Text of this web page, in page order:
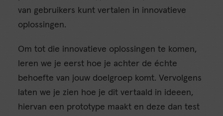
van gebruikers kunt vertalen in innovatieve
oplossingen.
Om tot die innovatieve oplossingen te komen,
leren we je eerst hoe je achter de échte
behoefte van jouw doelgroep komt. Vervolgens
laten we je zien hoe je dit vertaald in ideeen,
hiervan een prototype maakt en deze dan test